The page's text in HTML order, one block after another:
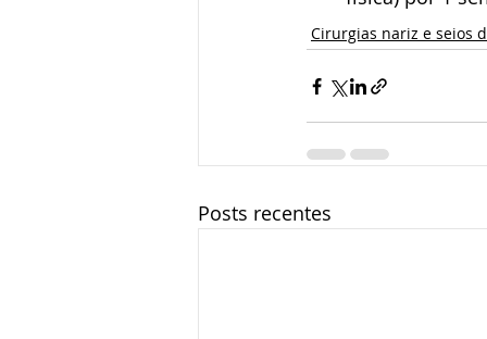
Cirurgias nariz e seios
Posts recentes